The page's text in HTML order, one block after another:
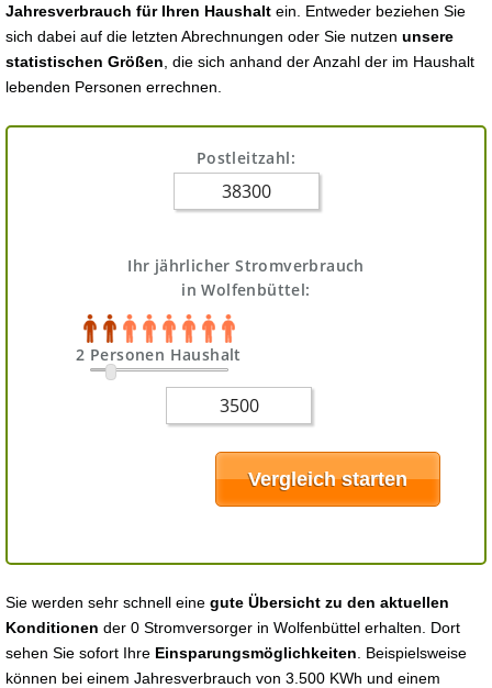
Jahresverbrauch für Ihren Haushalt ein. Entweder beziehen Sie
sich dabei auf die letzten Abrechnungen oder Sie nutzen unsere
statistischen Größen , die sich anhand der Anzahl der im Haushalt
lebenden Personen errechnen.
Postleitzahl:
Ihr jährlicher Stromverbrauch
in Wolfenbüttel:
2 Personen Haushalt
Sie werden sehr schnell eine gute Übersicht zu den aktuellen
Konditionen der 0 Stromversorger in Wolfenbüttel erhalten. Dort
sehen Sie sofort Ihre Einsparungsmöglichkeiten . Beispielsweise
können bei einem Jahresverbrauch von 3.500 KWh und einem